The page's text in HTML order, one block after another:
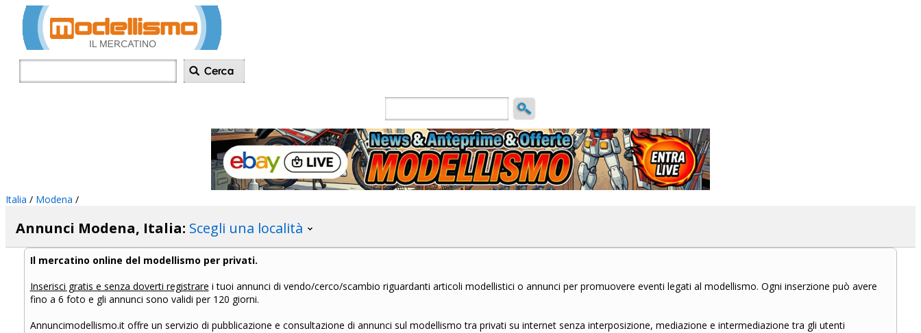
Italia / Modena /
Annunci Modena, Italia: Scegli una località
Il mercatino online del modellismo per privati.
Inserisci gratis e senza doverti registrare i tuoi annunci di vendo/cerco/scambio riguardanti articoli modellistici o annunci per promuovere eventi legati al modellismo. Ogni inserzione può avere
fino a 6 foto e gli annunci sono validi per 120 giorni.
Annuncimodellismo.it offre un servizio di pubblicazione e consultazione di annunci sul modellismo tra privati su internet senza interposizione, mediazione e intermediazione tra gli utenti